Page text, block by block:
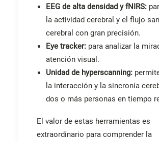
EEG de alta densidad y fNIRS:
la actividad cerebral y el flujo
cerebral con gran precisión.
Eye tracker: para analizar la
atención visual.
Unidad de hyperscanning:
la interacción y la sincronía
dos o más personas en tiempo
El valor de estas herramientas es
extraordinario para comprender la